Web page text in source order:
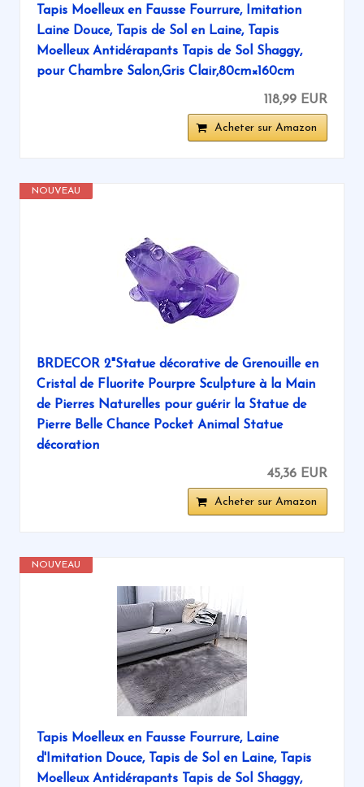
Tapis Moelleux en Fausse Fourrure, Imitation
Laine Douce, Tapis de Sol en Laine, Tapis
Moelleux Antidérapants Tapis de Sol Shaggy,
pour Chambre Salon,Gris Clair,80cm×160cm
118,99 EUR
Acheter sur Amazon
NOUVEAU
BRDECOR 2"Statue décorative de Grenouille en
Cristal de Fluorite Pourpre Sculpture à la Main
de Pierres Naturelles pour guérir la Statue de
Pierre Belle Chance Pocket Animal Statue
décoration
45,36 EUR
Acheter sur Amazon
NOUVEAU
Tapis Moelleux en Fausse Fourrure, Laine
d'Imitation Douce, Tapis de Sol en Laine, Tapis
Moelleux Antidérapants Tapis de Sol Shaggy,